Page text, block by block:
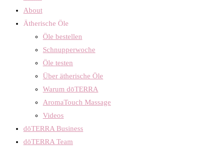
About
Ätherische Öle
Öle bestellen
Schnupperwoche
Öle testen
Über ätherische Öle
Warum dōTERRA
AromaTouch Massage
Videos
dōTERRA Business
dōTERRA Team